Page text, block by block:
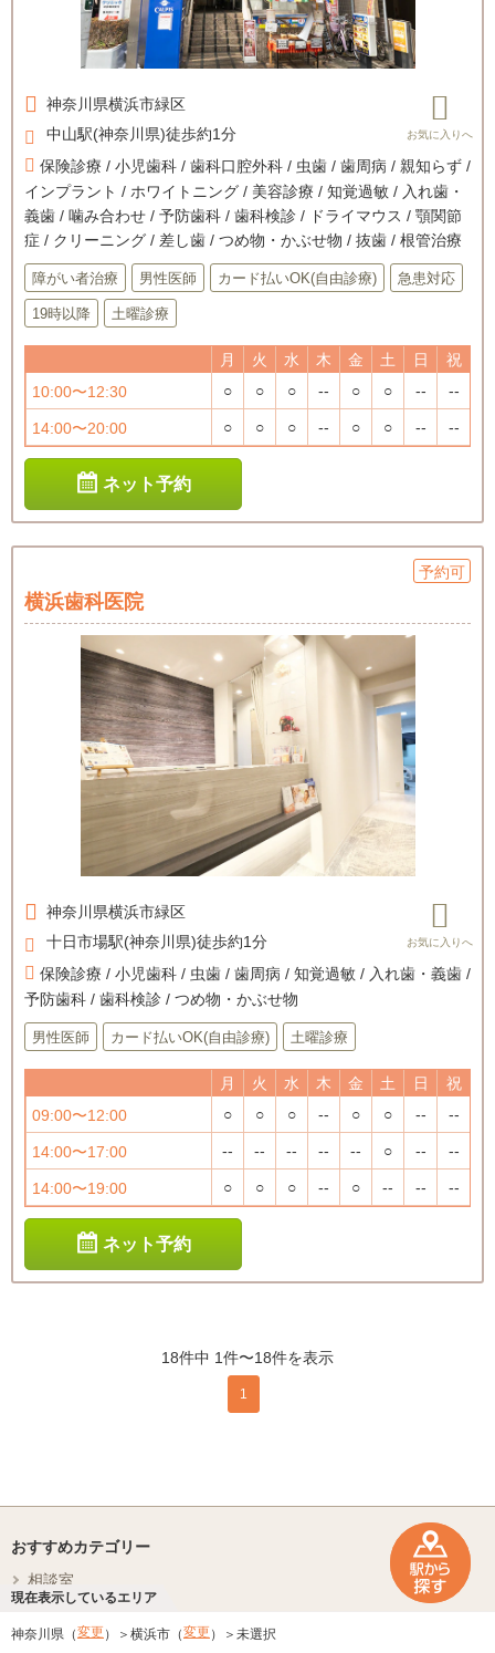
現在表示しているエリア
神奈川県（変更 ） 横浜市（変更 ） 未選択
神奈川県横浜市緑区
中山駅(神奈川県)徒歩約1分
保険診療 / 小児歯科 / 歯科口腔外科 / 虫歯 / 歯周病 / 親知らず /
インプラント / ホワイトニング / 美容診療 / 知覚過敏 / 入れ歯・
義歯 / 噛み合わせ / 予防歯科 / 歯科検診 / ドライマウス / 顎関節
症 / クリーニング / 差し歯 / つめ物・かぶせ物 / 抜歯 / 根管治療
障がい者治療 男性医師 カード払いOK(自由診療) 急患対応
19時以降 土曜診療
月 火 水 木 金 土 日
祝
10:00〜12:30
○ ○ ○ -- ○ ○ -- --
14:00〜20:00 ○ ○ ○ -- ○ ○ -- --
ネット予約
予約可
横浜歯科医院
神奈川県横浜市緑区
十日市場駅(神奈川県)徒歩約1分
保険診療 / 小児歯科 / 虫歯 / 歯周病 / 知覚過敏 / 入れ歯・義歯 /
予防歯科 / 歯科検診 / つめ物・かぶせ物
男性医師 カード払いOK(自由診療) 土曜診療
月 火 水 木 金 土 日
祝
09:00〜12:00
○ ○ ○ -- ○ ○ -- --
14:00〜17:00 -- -- -- -- -- ○ -- --
14:00〜19:00 ○ ○ ○ -- ○ -- -- --
ネット予約
18件中 1件〜18件を表示
1
おすすめカテゴリー
相談室
病気ナビ